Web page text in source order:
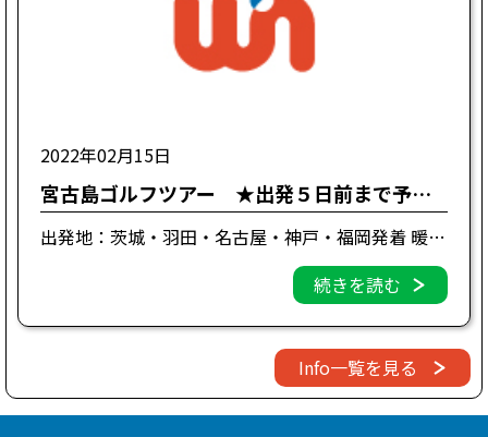
2022年02月15日
宮古島ゴルフツアー ★出発５日前まで予約OK！
出発地：茨城・羽田・名古屋・神戸・福岡発着 暖かい宮古島でナイスショット
続きを読む
Info一覧を見る